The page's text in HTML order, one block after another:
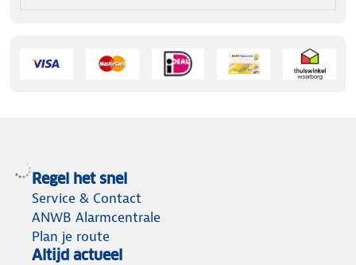
Regel het snel
Service & Contact
ANWB Alarmcentrale
Plan je route
Altijd actueel